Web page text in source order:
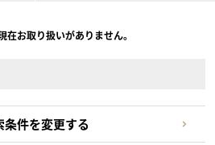
お取り扱いがありません。
条件を変更する